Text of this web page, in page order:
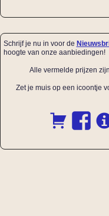
Schrijf je nu in voor de
hoogte van onze aanbiedingen!
Alle vermelde prijzen
Zet je muis op een icoontje